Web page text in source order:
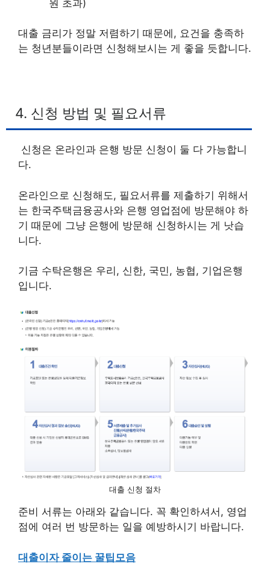
원 초과)
대출 금리가 정말 저렴하기 때문에, 요건을 충족하
는 청년분들이라면 신청해보시는 게 좋을 듯합니다.
4. 신청 방법 및 필요서류
신청은 온라인과 은행 방문 신청이 둘 다 가능합니
다.
온라인으로 신청해도, 필요서류를 제출하기 위해서
는 한국주택금융공사와 은행 영업점에 방문해야 하
기 때문에 그냥 은행에 방문해 신청하시는 게 낫습
니다.
기금 수탁은행은 우리, 신한, 국민, 농협, 기업은행
입니다.
대출 신청 절차
준비 서류는 아래와 같습니다. 꼭 확인하셔서, 영업
점에 여러 번 방문하는 일을 예방하시기 바랍니다.
대출이자 줄이는 꿀팁모음